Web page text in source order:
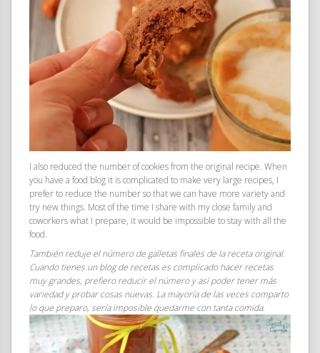
I also reduced the number of cookies from the original recipe. When
you have a food blog it is complicated to make very large recipes, I
prefer to reduce the number so that we can have more variety and
try new things. Most of the time I share with my close family and
coworkers what I prepare, it would be impossible to stay with all the
food.
También reduje el número de galletas finales de la receta original.
Cuando tienes un blog de recetas es complicado hacer recetas
muy grandes, prefiero reducir el número y así poder tener más
variedad y probar cosas nuevas. La mayoría de las veces comparto
lo que preparo, sería imposible quedarme con tanta comida.